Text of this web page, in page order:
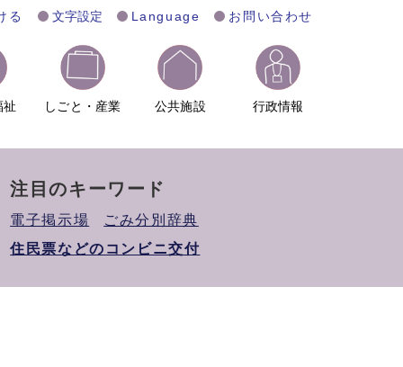
る 文字設定 Language お問い合わせ
祉 しごと・産業 公共施設 行政情報
注目のキーワード
電子掲示場
ごみ分別辞典
住民票などのコンビニ交付